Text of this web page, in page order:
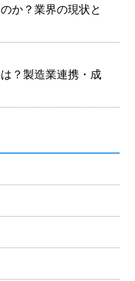
か？業界の現状と
？製造業連携・成